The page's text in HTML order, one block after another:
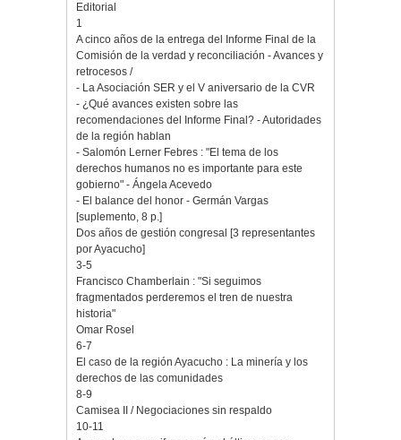
Editorial
1
A cinco años de la entrega del Informe Final de la
Comisión de la verdad y reconciliación - Avances y
retrocesos /
- La Asociación SER y el V aniversario de la CVR
- ¿Qué avances existen sobre las
recomendaciones del Informe Final? - Autoridades
de la región hablan
- Salomón Lerner Febres : "El tema de los
derechos humanos no es importante para este
gobierno" - Ángela Acevedo
- El balance del honor - Germán Vargas
[suplemento, 8 p.]
Dos años de gestión congresal [3 representantes
por Ayacucho]
3-5
Francisco Chamberlain : "Si seguimos
fragmentados perderemos el tren de nuestra
historia"
Omar Rosel
6-7
El caso de la región Ayacucho : La minería y los
derechos de las comunidades
8-9
Camisea II / Negociaciones sin respaldo
10-11